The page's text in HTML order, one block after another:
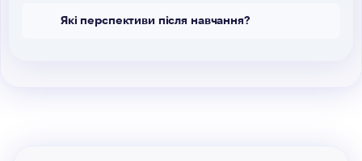
Які перспективи після навчання?